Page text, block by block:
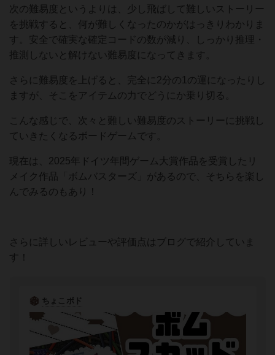
次の難易度というよりは、少し飛ばして難しいストーリー
を挑戦すると、何が難しくなったのかがはっきりわかりま
す。安全で確実な確定コードの数が減り、しっかり推理・
推測しないと解けない難易度になってきます。
さらに難易度を上げると、完全に2分の1の運になったりし
ますが、そこをアイテムの力でどうにか乗り切る。
こんな感じで、次々と難しい難易度のストーリーに挑戦し
ていきたくなるボードゲームです。
現在は、2025年ドイツ年間ゲーム大賞作品を受賞したリ
メイク作品「ボムバスターズ」があるので、そちらを楽し
んでみるのもあり！
さらに詳しいレビューや評価点はブログで紹介していま
す！